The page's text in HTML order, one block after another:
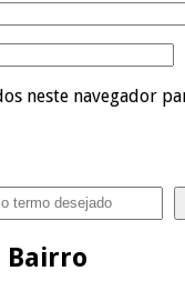
neste navegador
Bairro